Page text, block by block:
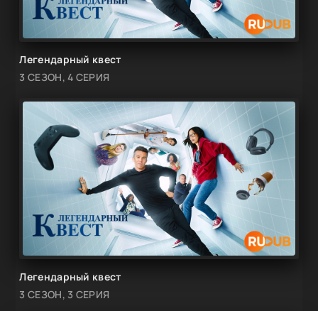
Легендарный квест
3 СЕЗОН, 4 СЕРИЯ
Легендарный квест
3 СЕЗОН, 3 СЕРИЯ